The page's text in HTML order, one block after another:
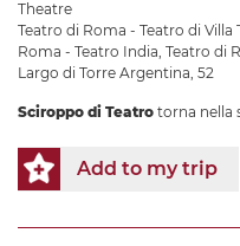
Theatre
Teatro di Roma - Teatro di Villa
Roma - Teatro India, Teatro di
Largo di Torre Argentina, 52
Sciroppo di Teatro torna nella
Add to my trip